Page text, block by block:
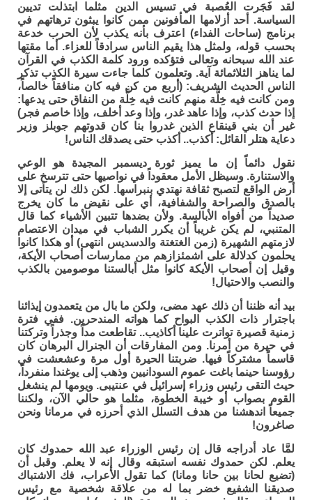
لقد فَجَرت العُصبة في تسيس الدين مثلما ابتذلت تديين
السياسة. أحد أزلامها المأفونين ممن كانوا يبثون ترهاتهم في
برنامج (ساحات الفداء) اعترف بأنه يكذب لأن الحرب خدعة
بحسب قوله، ولمثل هذا يقيم الناس سرادقاً للعزاء. أما مقتها
عند الله سبحانه وتعالى فتؤكده ورود كلمة الكذب في القرآن
لما يناهز الثلاثمائة آية. وتعلمون كلما جاءت سيرة الكذب تذكر
الناس الحديث الشريف: (أربع من كن فيه كان منافقاً خالصاً،
ومن كانت فيه خِلَّة منهم كانت فيه خِلَّة من النفاق حتى يدعها:
إذا حدث كذب، وإذا عاهد غدر، وإذا وعد أخلف، وإذا خاصم فجر)
غير أن بني قينقاع الذين غدروا بنا كان قدوتهم جوبلز وزير
دعاية هتلر القائل: أكذب.. أكذب حتى يصدقك الناس!
نقول دائماً إن ما يميز ثورة ديسمبر المجيدة هو الوعي
والاستنارة. وسيظل الأمل معقوداً في نواصيها حتى تترسخ على
أرض الواقع لتصبح ثقافة نهتدي بنبراسها. لكن ذلك لن يتأتى إلا
بالصدق والصراحة والشفافية، أي على نقيض ما كان يخرج
صديداً من أفواه الأبالسة. ولأن بضدها تتبين الأشياء كما قال
المتنبي، لم يكن غريباً أن يكرر الشباب في ميدان الاعتصام
لازمتهم الشهيرة (زمن الغتغتة والدسديس انتهى) أو هكذا كانوا
يحلمون كدلالة على اشمئزازهم من ممارسات أصحاب الأيكة،
وقيل إن أصحاب الأيكة كانوا مثل أبالستنا موصومين بالكذب
والنصب والاحتيال!
بيد أنه ظننا أن ذلك عهد مضى، ولكن ما بال من يتعمدون إيذائنا
باجترار ذات الكذب البواح كما هواته المندحرين. ففي فترة
زمنية قصيرة تواترت علينا أكاذيب.. تقاطعت مداً وجذراً وتركتنا
في حيرة من أمرنا. ومن المفارقات أن الجنرال البرهان كان
قاسماً مشتركاً فيها. ضربتنا الحيرة أول مرة وعشعشت في
رؤوسنا حينما باغت عموم السودانيين وذهب إلى يوغندا منفرداً،
حيث التقى رئيس وزراء إسرائيل في عنتيبى. ويومها لم ينشغل
القوم بصواب أو خيبة الخطوة، مثلما هو حالي الآن، ولكننا
جميعاً اندهشنا من هدف التسلل الذي أحرزه في مرمانا ونحن
صاغرون!
لمَّا عاد أدراجه قال إن رئيس الوزراء عبد الله حمدوك كان
يعلم. لكن حمدوك نفسه استبقه وقال إنه لا يعلم. وقبل أن
(تضيع لحانا بين حانا ومانا) كما تقول الأعراب، فك الاشتباك
صديقنا الشفيع خضر بما له من علاقة شخصية مع رئيس